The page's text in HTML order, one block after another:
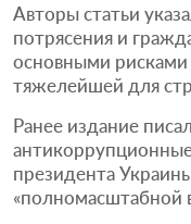
Авторы статьи
потрясения и
основными рисками
тяжелейшей для
Ранее издание
президента
«полномасштабной